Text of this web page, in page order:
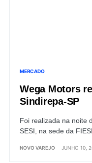
MERCADO
Wega Motors
Sindirepa-SP
Foi realizada na noite
SESI, na sede da
NOVO VAREJO JUNHO 10,